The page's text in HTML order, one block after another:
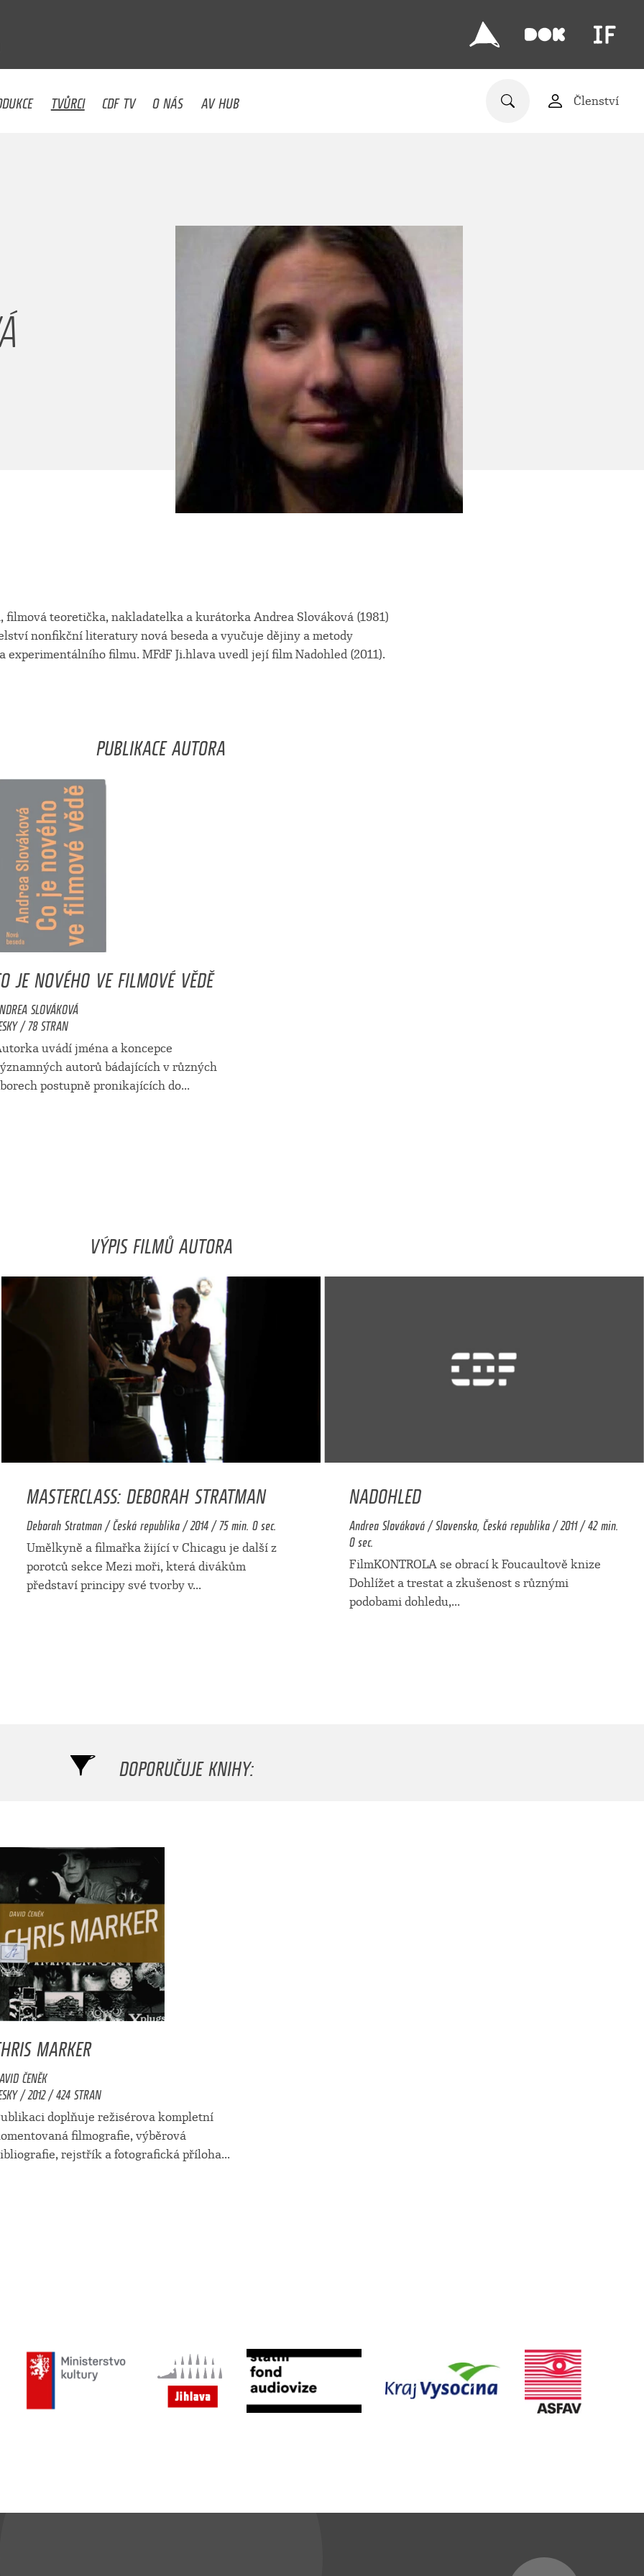
TVŮRCI CDF TV O NÁS AV HUB Členství
filmová teoretička, nakladatelka a kurátorka Andrea Slováková (1981)
nonfikční literatury nová beseda a vyučuje dějiny a metody
experimentálního filmu. MFdF Ji.hlava uvedl její film Nadohled (2011).
PUBLIKACE AUTORA
JE NOVÉHO VE FILMOVÉ VĚDĚ
SLOVÁKOVÁ
/ 78 STRAN
uvádí jména a koncepce
autorů bádajících v různých
postupně pronikajících do...
VÝPIS FILMŮ AUTORA
MASTERCLASS: DEBORAH STRATMAN
Deborah Stratman / Česká republika / 2014 / 75 min. 0 sec.
Umělkyně a filmařka žijící v Chicagu je další z
porotců sekce Mezi moři, která divákům
představí principy své tvorby v...
NADOHLED
Andrea Slováková / Slovensko, Česká republika / 2011 / 42 min.
0 sec.
FilmKONTROLA se obrací k Foucaultově knize
Dohlížet a trestat a zkušenost s různými
podobami dohledu,...
DOPORUČUJE KNIHY:
MARKER
ČENĚK
/ 2012 / 424 STRAN
doplňuje režisérova kompletní
filmografie, výběrová
rejstřík a fotografická příloha...